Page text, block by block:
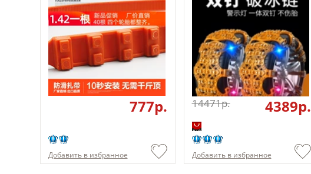
777p.
Добавить в избранное
14471p. 4389p.
Добавить в избранное